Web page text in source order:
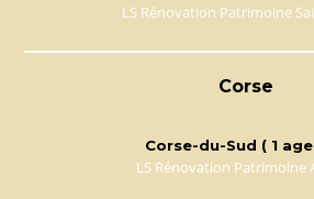
LS Rénovation Patrimoine
Corse
Corse-du-Sud ( 1
LS Rénovation Patrimoine